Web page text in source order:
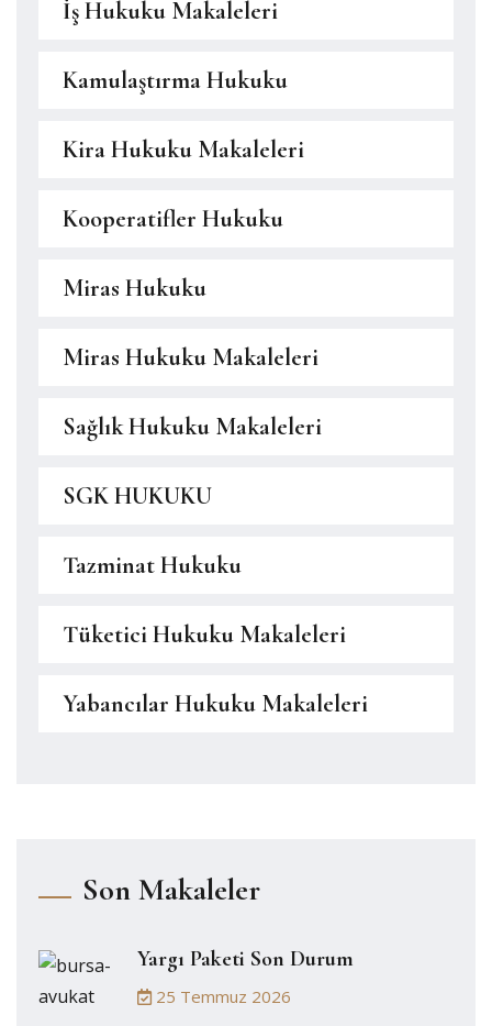
İş Hukuku Makaleleri
Kamulaştırma Hukuku
Kira Hukuku Makaleleri
Kooperatifler Hukuku
Miras Hukuku
Miras Hukuku Makaleleri
Sağlık Hukuku Makaleleri
SGK HUKUKU
Tazminat Hukuku
Tüketici Hukuku Makaleleri
Yabancılar Hukuku Makaleleri
Son Makaleler
Yargı Paketi Son Durum
25 Temmuz 2026